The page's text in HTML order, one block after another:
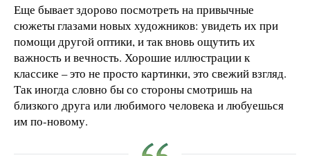
Еще бывает здорово посмотреть на привычные
сюжеты глазами новых художников: увидеть их при
помощи другой оптики, и так вновь ощутить их
важность и вечность. Хорошие иллюстрации к
классике – это не просто картинки, это свежий взгляд.
Так иногда словно бы со стороны смотришь на
близкого друга или любимого человека и любуешься
им по-новому.